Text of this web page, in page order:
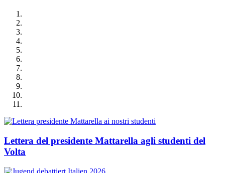
Lettera del presidente Mattarella agli studenti del
Volta